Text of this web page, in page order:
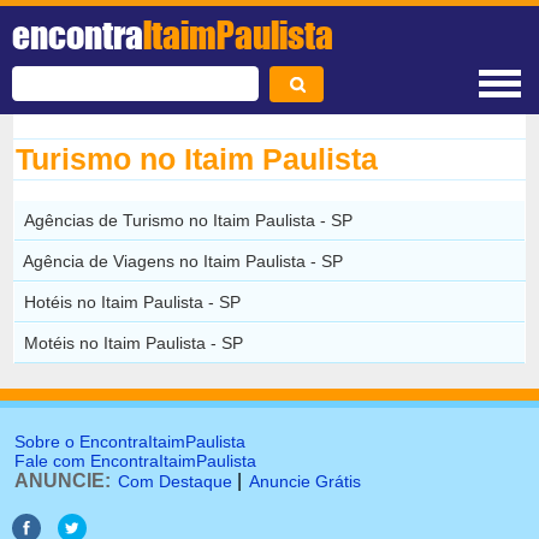
encontraItaimPaulista
Turismo no Itaim Paulista
Agências de Turismo no Itaim Paulista - SP
Agência de Viagens no Itaim Paulista - SP
Hotéis no Itaim Paulista - SP
Motéis no Itaim Paulista - SP
Sobre o EncontraItaimPaulista
Fale com EncontraItaimPaulista
ANUNCIE: Com Destaque Anuncie Grátis